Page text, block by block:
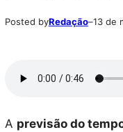
Posted byRedação–13 de
A previsão do